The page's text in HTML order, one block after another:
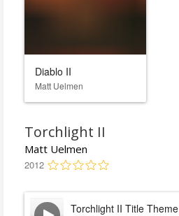
Diablo II
Matt Uelmen
Torchlight II
Matt Uelmen
2012
Torchlight II Title Theme